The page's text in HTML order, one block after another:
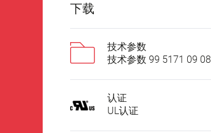
下载
技术参数
技术参数 99 5171 09 08
认证
UL认证